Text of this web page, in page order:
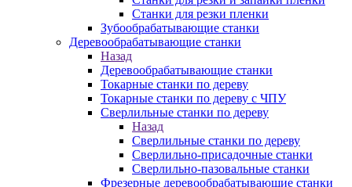
Станки для резки пленки
Зубообрабатывающие станки
Деревообрабатывающие станки
Назад
Деревообрабатывающие станки
Токарные станки по дереву
Токарные станки по дереву с ЧПУ
Сверлильные станки по дереву
Назад
Сверлильные станки по дереву
Сверлильно-присадочные станки
Сверлильно-пазовальные станки
Фрезерные деревообрабатывающие станки